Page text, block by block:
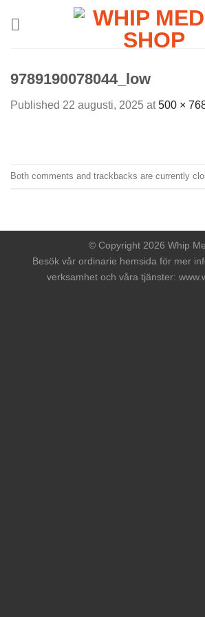
9789190078044_low
Published 22 augusti, 2025 at500 ×
Both comments and trackbacks are currently
© Copyright 2026 Whip
Besök vår ordinarie hemsida för mer
verksamhet och våra tjänster: